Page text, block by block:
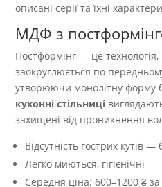
описані серії та їхні
МДФ з
Постформінг — це технологія,
заокруглюється по
утворюючи монолітну форму
кухонні стільниці
захищені від проникнення
Відсутність гострих кутів
Легко миються, гігієнічні
Середня ціна: 600–1200 ₴